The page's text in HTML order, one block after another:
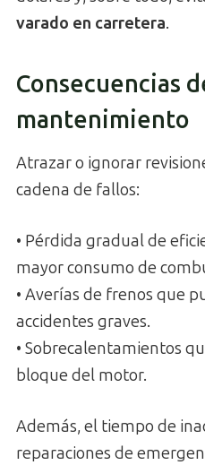
varado en carretera.
Consecuencias
mantenimiento
Atrazar o ignorar
cadena de fallos:
• Pérdida gradual de
mayor consumo de
• Averías de frenos que
accidentes graves.
• Sobrecalentamientos
bloque del motor.
Además, el tiempo de
reparaciones de